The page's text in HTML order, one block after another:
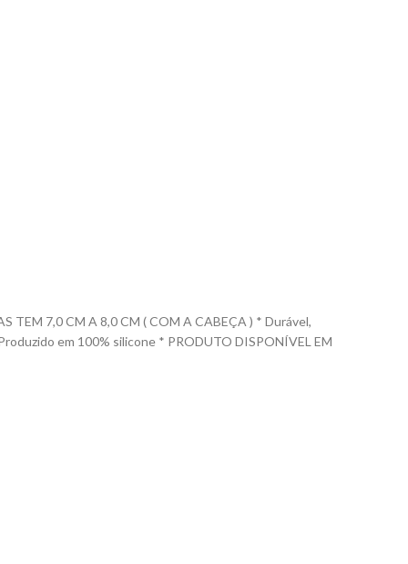
TEM 7,0 CM A 8,0 CM ( COM A CABEÇA ) * Durável,
em 100% silicone * PRODUTO DISPONÍVEL EM